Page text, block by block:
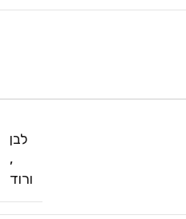
לבן
,
ורוד